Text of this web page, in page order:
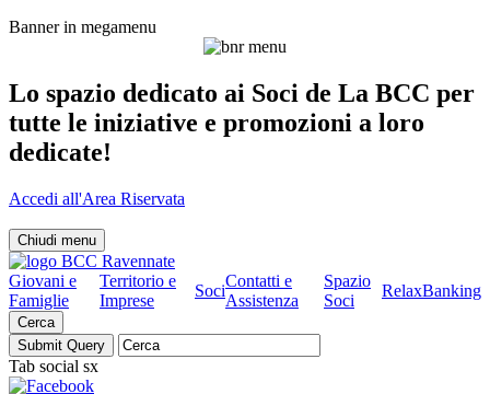
Banner in megamenu
Lo spazio dedicato ai Soci de La BCC per
tutte le iniziative e promozioni a loro
dedicate!
Accedi all'Area Riservata
Chiudi menu
Giovani e
Famiglie
Territorio e
Imprese
Soci
Contatti e
Assistenza
Spazio
Soci
RelaxBanking
Cerca
Tab social sx